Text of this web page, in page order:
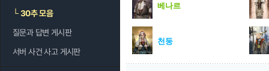
└30추 모음
질문과 답변 게시판
서버 사건 사고 게시판
베나르
천둥